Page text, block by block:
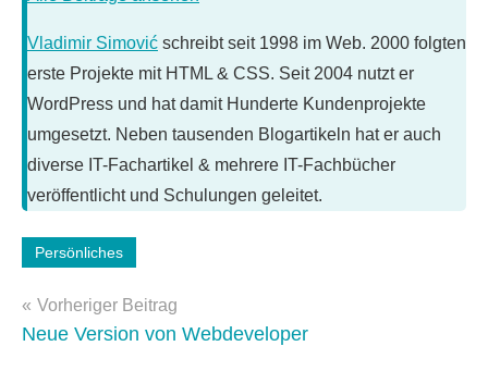
Vladimir Simović schreibt seit 1998 im Web. 2000 folgten
erste Projekte mit HTML & CSS. Seit 2004 nutzt er
WordPress und hat damit Hunderte Kundenprojekte
umgesetzt. Neben tausenden Blogartikeln hat er auch
diverse IT-Fachartikel & mehrere IT-Fachbücher
veröffentlicht und Schulungen geleitet.
Persönliches
Beitragsnavigation
Vorheriger Beitrag
Neue Version von Webdeveloper